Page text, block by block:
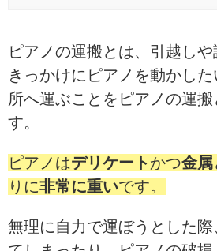
ピアノの運搬とは、引越し
きっかけにピアノを動かし
所へ運ぶことをピアノの運搬
す。
ピアノはデリケート かつ金属
りに非常に重いです。
無理に自力で運ぼうとした際